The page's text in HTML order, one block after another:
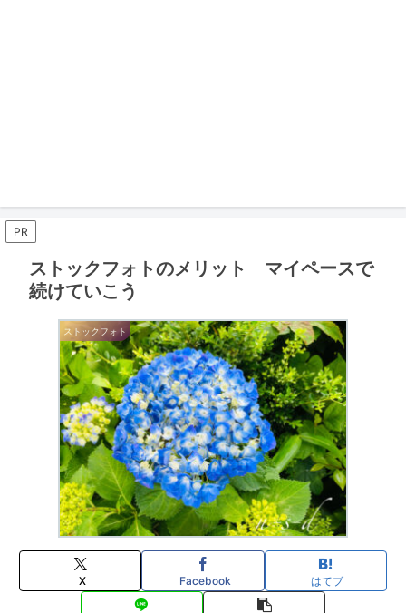
PR
ストックフォトのメリット マイペースで
続けていこう
ストックフォト
X Facebook はてブ